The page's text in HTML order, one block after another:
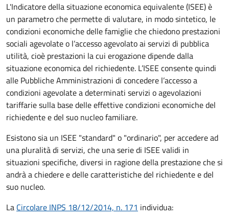
L'Indicatore della situazione economica equivalente (ISEE) è
un parametro che permette di valutare, in modo sintetico, le
condizioni economiche delle famiglie che chiedono prestazioni
sociali agevolate o l’accesso agevolato ai servizi di pubblica
utilità, cioè prestazioni la cui erogazione dipende dalla
situazione economica del richiedente. L’ISEE consente quindi
alle Pubbliche Amministrazioni di concedere l’accesso a
condizioni agevolate a determinati servizi o agevolazioni
tariffarie sulla base delle effettive condizioni economiche del
richiedente e del suo nucleo familiare.
Esistono sia un ISEE "standard" o "ordinario", per accedere ad
una pluralità di servizi, che una serie di ISEE validi in
situazioni specifiche, diversi in ragione della prestazione che si
andrà a chiedere e delle caratteristiche del richiedente e del
suo nucleo.
La Circolare INPS 18/12/2014, n. 171 individua: